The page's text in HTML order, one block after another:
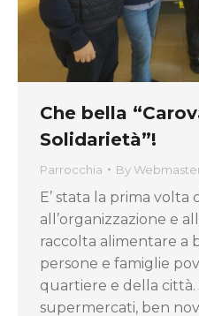
Che bella
Solidarietà”!
Parrocchia By
E’ stata la prima
all’organizzazione e
raccolta alimentare a
persone e famiglie
quartiere e della città.
supermercati, ben